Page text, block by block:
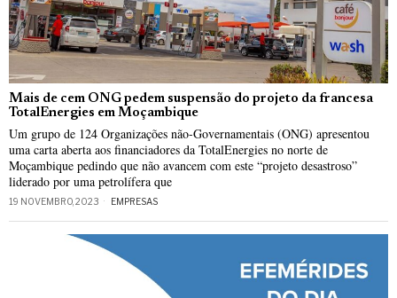
Mais de cem ONG pedem suspensão do projeto da francesa
TotalEnergies em Moçambique
Um grupo de 124 Organizações não-Governamentais (ONG) apresentou
uma carta aberta aos financiadores da TotalEnergies no norte de
Moçambique pedindo que não avancem com este “projeto desastroso”
liderado por uma petrolífera que
19 NOVEMBRO, 2023 EMPRESAS